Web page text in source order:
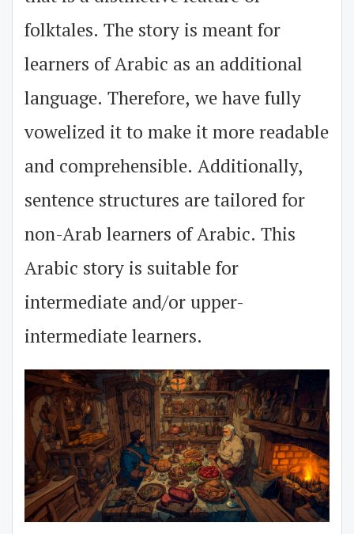
folktales. The story is meant for
learners of Arabic as an additional
language. Therefore, we have fully
vowelized it to make it more readable
and comprehensible. Additionally,
sentence structures are tailored for
non-Arab learners of Arabic. This
Arabic story is suitable for
intermediate and/or upper-
intermediate learners.